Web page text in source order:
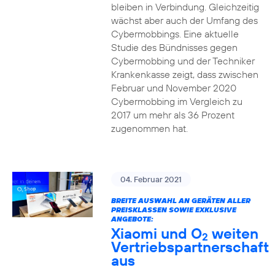
bleiben in Verbindung. Gleichzeitig
wächst aber auch der Umfang des
Cybermobbings. Eine aktuelle
Studie des Bündnisses gegen
Cybermobbing und der Techniker
Krankenkasse zeigt, dass zwischen
Februar und November 2020
Cybermobbing im Vergleich zu
2017 um mehr als 36 Prozent
zugenommen hat.
04. Februar 2021
BREITE AUSWAHL AN GERÄTEN ALLER
PREISKLASSEN SOWIE EXKLUSIVE
ANGEBOTE:
Xiaomi und O2 weiten
Vertriebspartnerschaft
aus